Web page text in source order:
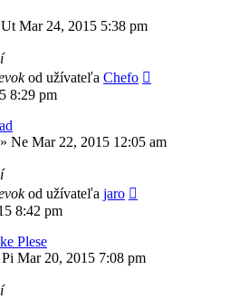
Ut Mar 24, 2015 5:38 pm
od užívateľa Chefo
8:29 pm
» Ne Mar 22, 2015 12:05 am
od užívateľa jaro
8:42 pm
Plese
Pi Mar 20, 2015 7:08 pm